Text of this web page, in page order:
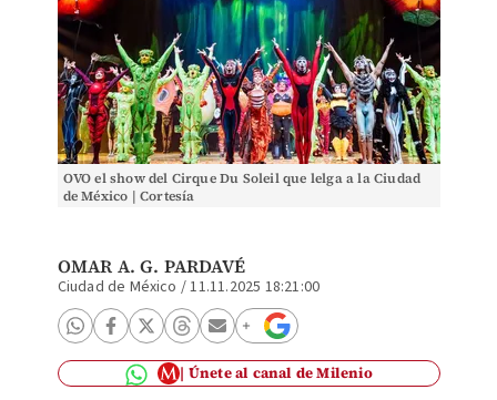
OVO el show del Cirque Du Soleil que lelga a la Ciudad
de México | Cortesía
OMAR A. G. PARDAVÉ
Ciudad de México /11.11.2025 18:21:00
Únete al canal de Milenio